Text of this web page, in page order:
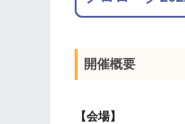
開催概要
【会場】